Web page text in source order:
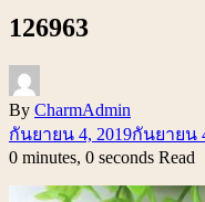
126963
By CharmAdmin
กันยายน 4, 2019กันยายน
0 minutes, 0 seconds Read